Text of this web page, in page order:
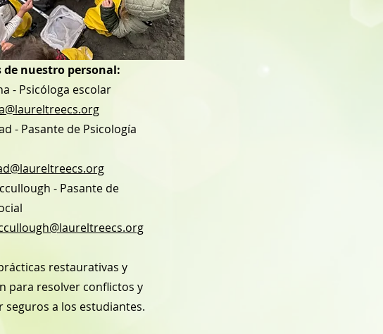
de nuestro personal:
- Psicóloga escolar
- Pasante de Psicología
- Pasante de
restaurativas y
para resolver conflictos y
seguros a los estudiantes.